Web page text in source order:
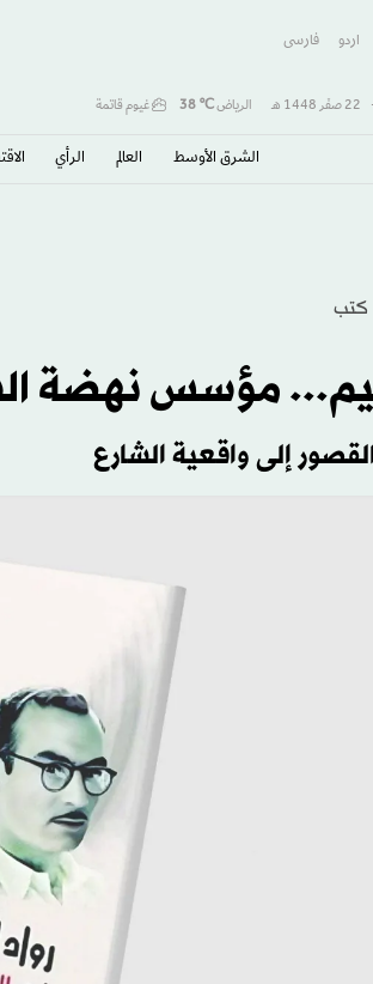
اردو فارسى
22 صفَر 1448 هـ الرياض℃
38 غيوم قاتمة
الشرق الأوسط​ العالم الرأي
كتب
مؤسس نهضة
إلى واقعية الشارع